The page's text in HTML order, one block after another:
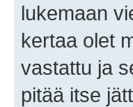
lukemaan
kertaa olet
vastattu ja
pitää itse